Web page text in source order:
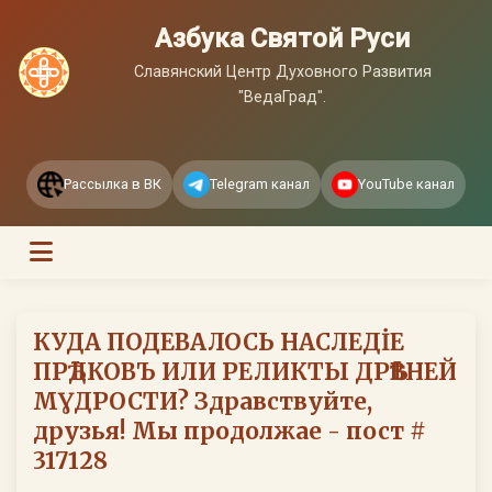
Азбука Святой Руси
Славянский Центр Духовного Развития
"ВедаГрад".
Рассылка в ВК Telegram канал YouTube канал
КУДА ПОДЕВАЛОСЬ НАСЛЕДİЕ
ПРѢДКОВЪ ИЛИ РЕЛИКТЫ ДРѢВНЕЙ
МƔДРОСТИ? Здравствуйте,
друзья! Мы продолжае - пост #
317128